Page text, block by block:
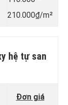
210.000₫/m²
hệ tự san
Đơn giá